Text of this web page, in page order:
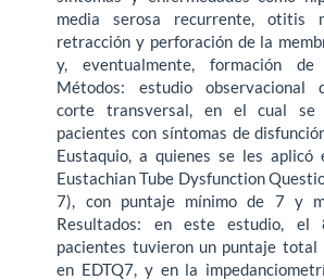
media serosa recurrente, otitis
retracción y perforación de la
y, eventualmente, formación de
Métodos: estudio observacional
corte transversal, en el cual se
pacientes con síntomas de
Eustaquio, a quienes se les aplicó
Eustachian Tube Dysfunction
7), con puntaje mínimo de 7 y
Resultados: en este estudio, el
pacientes tuvieron un puntaje total
en EDTQ7, y en la